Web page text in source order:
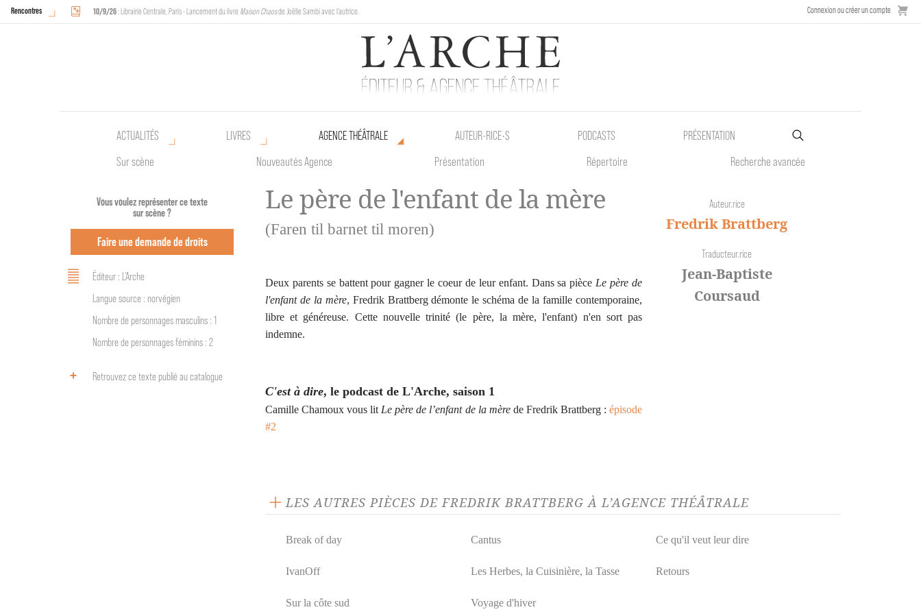
Rencontres 10/9/26: Librairie Centrale, Paris - Lancement du livre Maison Chaosde Joëlle Sambi avec l'autrice.
: Halles de Schaerbeek, Bruxelles - L'Arche sera présente au Poetik Bazar tout le weekend !
Connexion ou créer un compte
ACTUALITÉS LIVRES
AGENCE THÉÂTRALE
Sur scène
Nouveautés Agence Présentation Répertoire Recherche avancée
AUTEUR•RICE•S PODCASTS PRÉSENTATION
Vous voulez représenter ce texte
sur scène ?
Faire une demande de droits
Éditeur : L'Arche
Langue source : norvégien
Nombre de personnages masculins : 1
Nombre de personnages féminins : 2
Retrouvez ce texte publié au catalogue
Le père de l'enfant de la mère
(Faren til barnet til moren)
Deux parents se battent pour gagner le coeur de leur enfant. Dans sa pièce Le père de
l'enfant de la mère, Fredrik Brattberg démonte le schéma de la famille contemporaine,
libre et généreuse. Cette nouvelle trinité (le père, la mère, l'enfant) n'en sort pas
indemne.
C'est à dire, le podcast de L'Arche, saison 1
Camille Chamoux vous lit Le père de l’enfant de la mèrede Fredrik Brattberg : épisode
#2
Auteur.rice
Fredrik Brattberg
Traducteur.rice
Jean-Baptiste
Coursaud
LES AUTRES PIÈCES DE FREDRIK BRATTBERG À L’AGENCE THÉÂTRALE
Break of day Cantus Ce qu'il veut leur dire
IvanOff Les Herbes, la Cuisinière, la Tasse Retours
Sur la côte sud Voyage d'hiver